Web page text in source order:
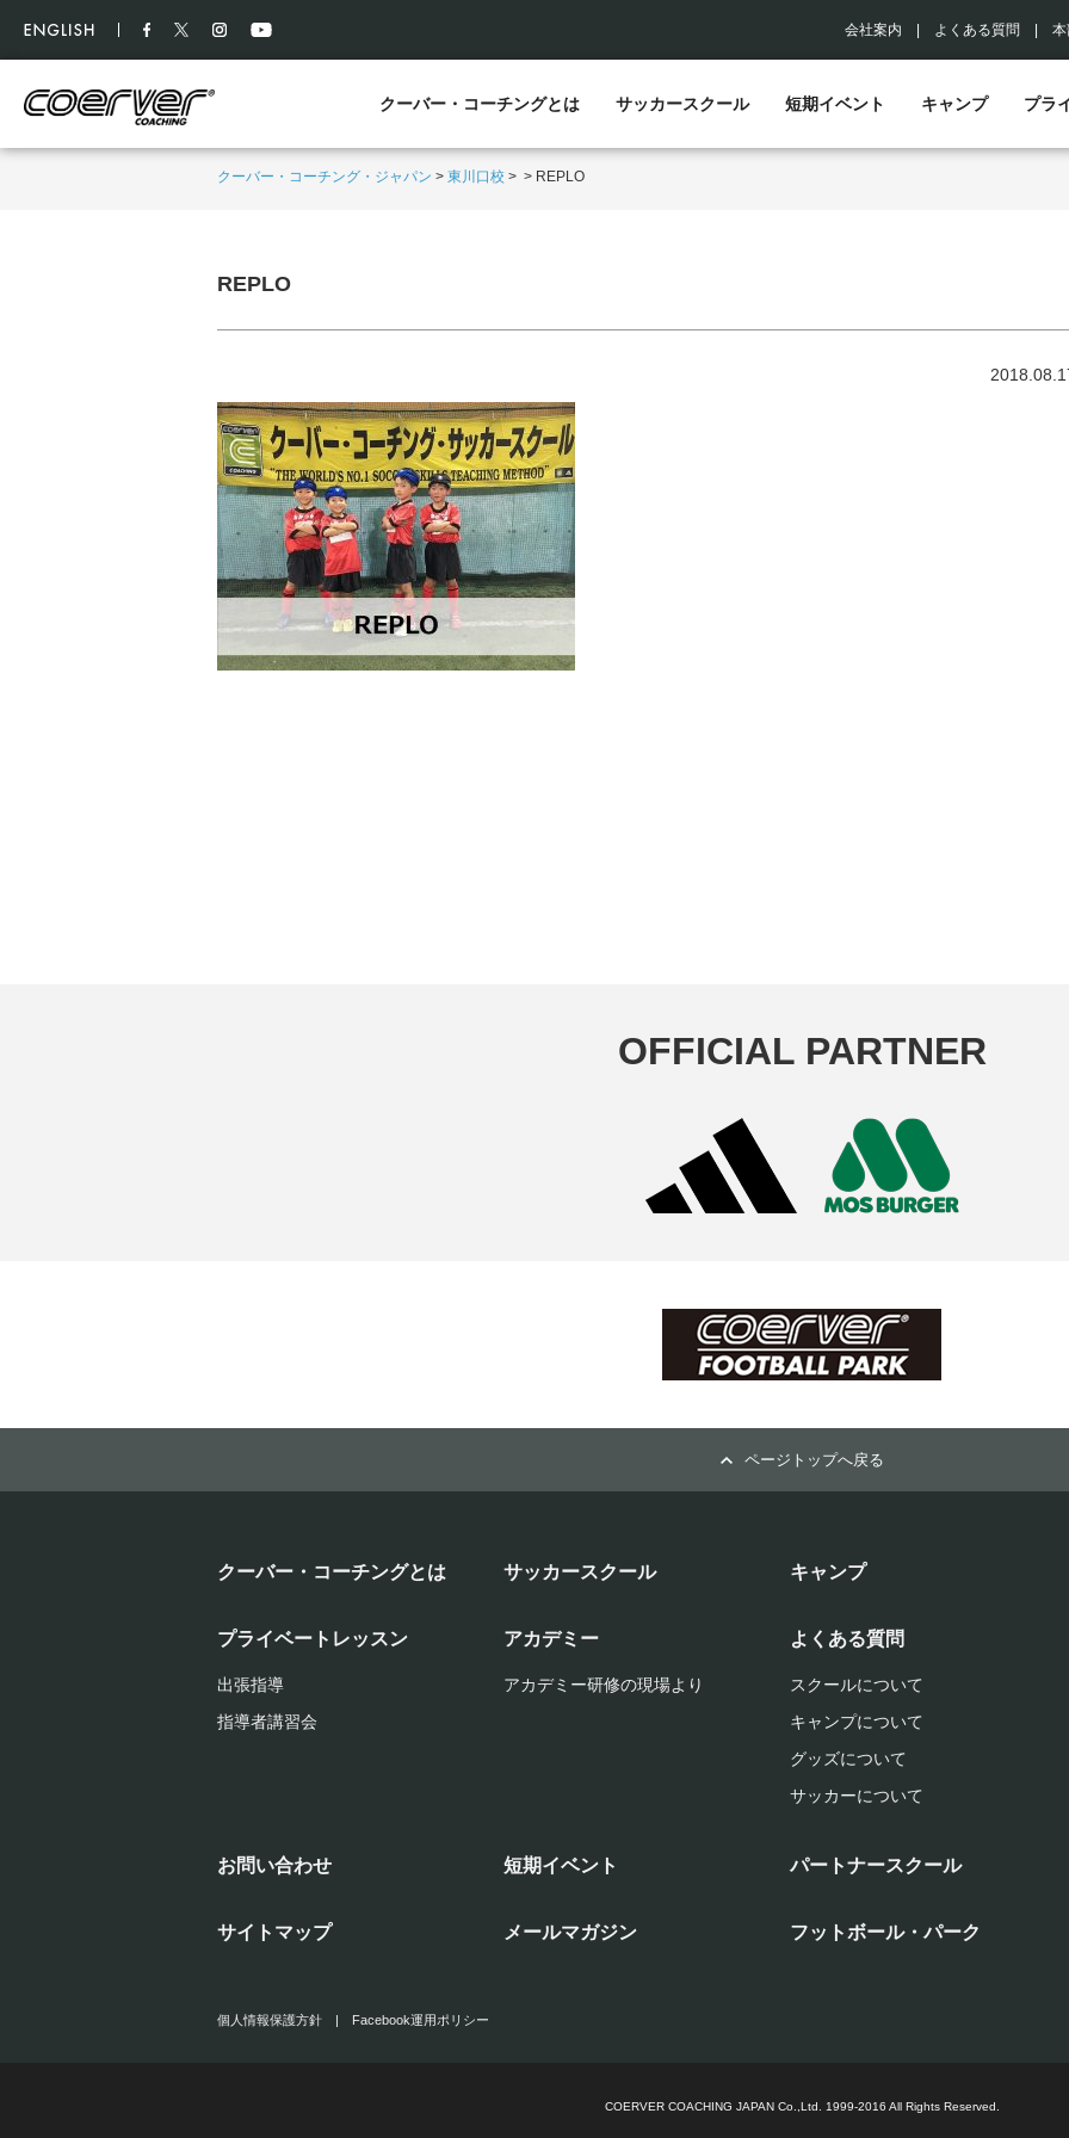
会社案内 よくある質問
クーバー・コーチングとは サッカースクール 短期イベント キャンプ プラ
クーバー・コーチング・ジャパン > 東川口校 > > REPLO
REPLO
OFFICIAL PARTNER
ページトップへ戻る
クーバー・コーチングとは サッカースクール キャンプ
プライベートレッスン
出張指導
指導者講習会
アカデミー
アカデミー研修の現場より
よくある質問
スクールについて
キャンプについて
グッズについて
サッカーについて
お問い合わせ 短期イベント パートナースクール
サイトマップ メールマガジン フットボール・パーク
個人情報保護方針 | Facebook運用ポリシー
COERVER COACHING JAPAN Co.,Ltd. 1999-2016 All Rights Reserved.